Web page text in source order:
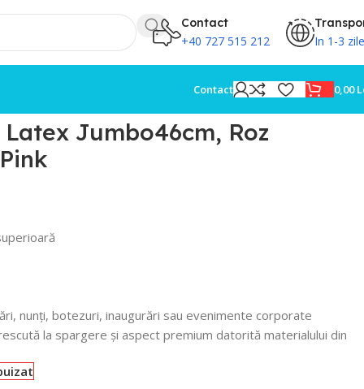
Contact
+40 727 515 212 In 1-3 zile
Contact 0,00
Jumbo46cm, Roz
nunți, botezuri, inaugurări sau evenimente corporate
la spargere și aspect premium datorită materialului din